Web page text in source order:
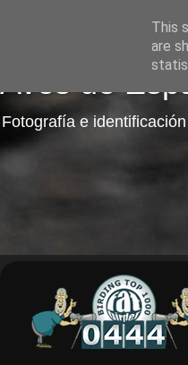
Aves de
Fotografía e
This
are